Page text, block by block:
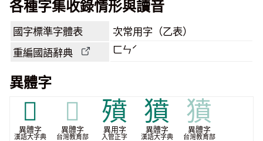
各種字集收錄情形與讀音
國字標準字體表 次常用字（乙表）
重編國語辭典 ㄈㄣˊ
異體字
𧴍
異體字
漢語大字典
𧴍
異體字
台灣教育部
㱵
異用字
入管正字
獖
異體字
漢語大字典
獖
異體字
台灣教育部